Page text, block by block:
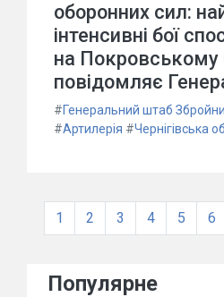
оборонних сил:
інтенсивні бої
на Покровському
повідомляє
#Генеральний штаб
#Артилерія #Чернігівська
1 2 3 4 5 6
Популярне